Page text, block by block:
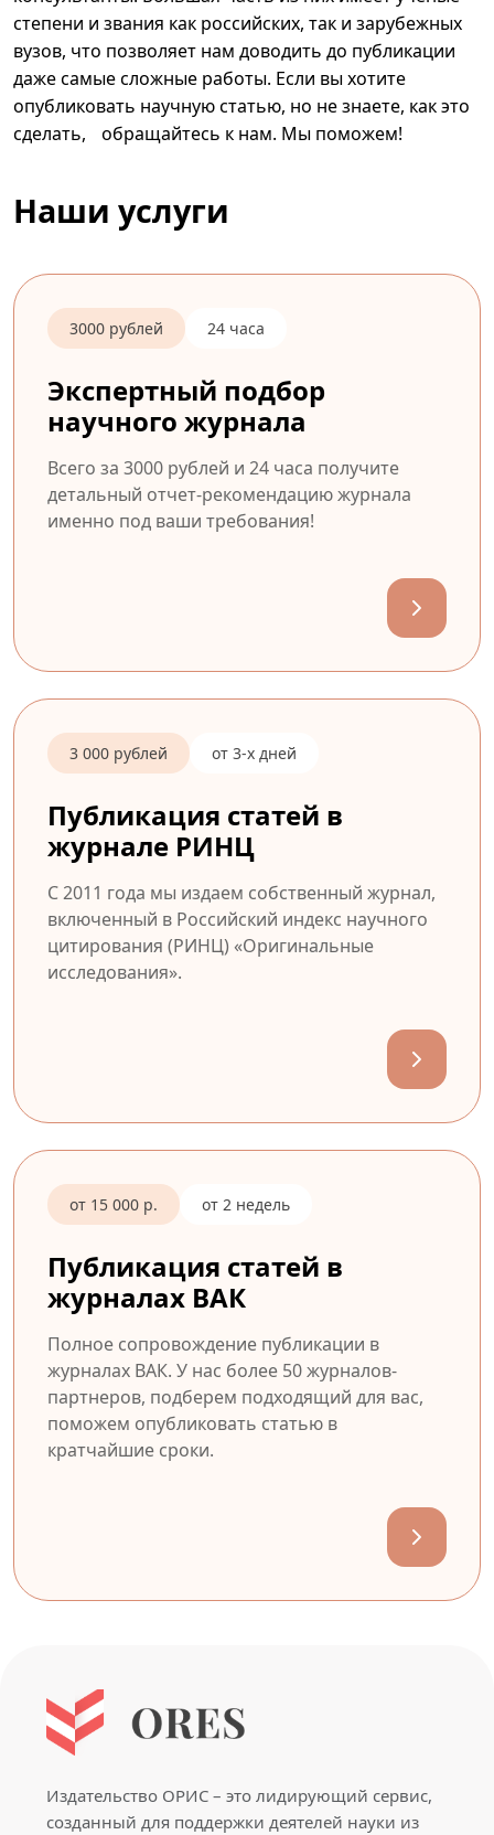
степени и звания как российских, так и зарубежных
вузов, что позволяет нам доводить до публикации
даже самые сложные работы. Если вы хотите
опубликовать научную статью, но не знаете, как это
сделать, обращайтесь к нам. Мы поможем!
Наши услуги
3000 рублей 24 часа
Экспертный подбор
научного журнала
Всего за 3000 рублей и 24 часа получите
детальный отчет-рекомендацию журнала
именно под ваши требования!
3 000 рублей от 3-х дней
Публикация статей в
журнале РИНЦ
С 2011 года мы издаем собственный журнал,
включенный в Российский индекс научного
цитирования (РИНЦ) «Оригинальные
исследования».
от 15 000 р. от 2 недель
Публикация статей в
журналах ВАК
Полное сопровождение публикации в
журналах ВАК. У нас более 50 журналов-
партнеров, подберем подходящий для вас,
поможем опубликовать статью в
кратчайшие сроки.
Издательство ОРИС – это лидирующий сервис,
созданный для поддержки деятелей науки из